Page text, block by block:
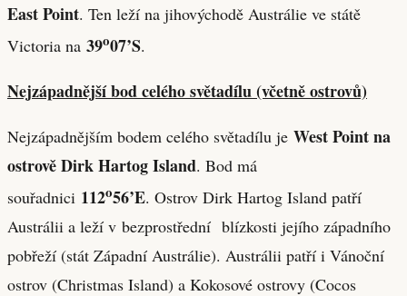
East Point. Ten leží na jihovýchodě Austrálie ve státě
Victoria na 39o07’S.
Nejzápadnější bod celého světadílu (včetně ostrovů)
Nejzápadnějším bodem celého světadílu je West Point na
ostrově Dirk Hartog Island. Bod má
souřadnici 112o56’E. Ostrov Dirk Hartog Island patří
Austrálii a leží v bezprostřední blízkosti jejího západního
pobřeží (stát Západní Austrálie). Austrálii patří i Vánoční
ostrov (Christmas Island) a Kokosové ostrovy (Cocos